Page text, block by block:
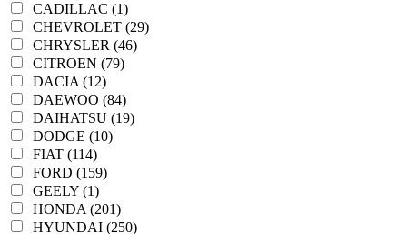
CADILLAC (1)
CHEVROLET (29)
CHRYSLER (46)
CITROEN (79)
DACIA (12)
DAEWOO (84)
DAIHATSU (19)
DODGE (10)
FIAT (114)
FORD (159)
GEELY (1)
HONDA (201)
HYUNDAI (250)